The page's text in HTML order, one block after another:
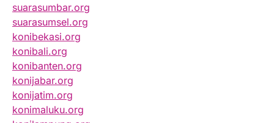
suarasumbar.org
suarasumsel.org
konibekasi.org
konibali.org
konibanten.org
konijabar.org
konijatim.org
konimaluku.org